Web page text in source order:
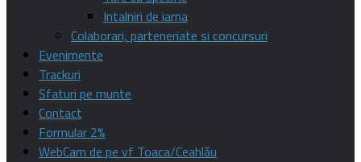
Intalniri de iarna
Colaborari, parteneriate si concursuri
Evenimente
Trackuri
Sfaturi pe munte
Contact
Formular 2%
WebCam de pe vf Toaca/Ceahlău